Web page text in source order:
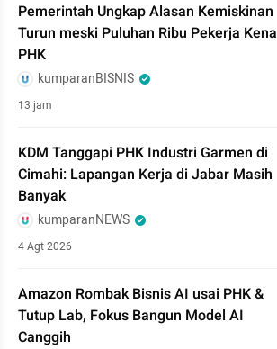
Pemerintah Ungkap Alasan Kemiskinan
Turun meski Puluhan Ribu Pekerja Kena
PHK
kumparanBISNIS
13 jam
KDM Tanggapi PHK Industri Garmen di
Cimahi: Lapangan Kerja di Jabar Masih
Banyak
kumparanNEWS
4 Agt 2026
Amazon Rombak Bisnis AI usai PHK &
Tutup Lab, Fokus Bangun Model AI
Canggih